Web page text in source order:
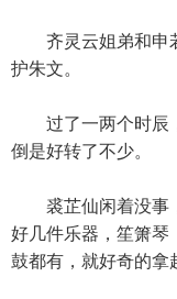
齐灵云姐弟和申若
护朱文。
过了一两个时辰，
倒是好转了不少。
裘芷仙闲着没事，
好几件乐器，笙箫琴
鼓都有，就好奇的拿